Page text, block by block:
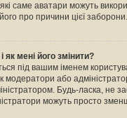
саме аватари можуть
про причини цієї заборони.
як мені його змінити?
під вашим іменем
модератори або
Будь-ласка, не
можуть просто